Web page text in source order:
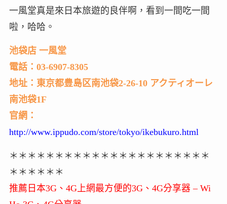
一風堂真是來日本旅遊的良伴啊，看到一間吃一間
啦，哈哈。
池袋店 一風堂
電話：03-6907-8305
地址：東京都豊島区南池袋2-26-10 アクティオーレ
南池袋1F
官網：
http://www.ippudo.com/store/tokyo/ikebukuro.html
＊＊＊＊＊＊＊＊＊＊＊＊＊＊＊＊＊＊＊＊＊＊
＊＊＊＊＊＊
推薦日本3G、4G上網最方便的3G、4G分享器 – Wi